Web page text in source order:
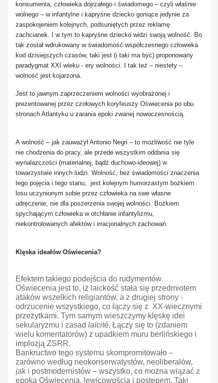
konsumenta, człowieka dojrzałego i świadomego – czyli właśnie
wolnego – w infantylne i kapryśne dziecko goniące jedynie za
zaspokojeniem kolejnych, podsuniętych przez reklamę
zachcianek. I w tym to kapryśne dziecko widzi swoją wolność. Bo
tak został wdrukowany w świadomość współczesnego człowieka
kod dzisiejszych czasów, taki jest (i taki ma być) proponowany
paradygmat XXI wieku - ery wolności. I tak też – niestety –
wolność jest kojarzona.
Jest to jawnym zaprzeczeniem wolności wyobrażonej i
prezentowanej przez czołowych koryfeuszy Oświecenia po obu
stronach Atlantyku u zarania epoki zwanej nowoczesnością.
A wolność – jak zauważył Antonio Negri – to możliwość nie tyle
nie chodzenia do pracy, ale przede wszystkim oddania się
wynalazczości (materialnej, bądź duchowo-ideowej) w
towarzystwie innych ludzi. Wolność, bez świadomości znaczenia
tego pojęcia i tego stanu, jest kolejnym humorzastym bożkiem
losu uczynionym sobie przez człowieka na swe własne
udręczenie, nie dla poszerzenia swojej wolności. Bożkiem
spychającym człowieka w otchłanie infantylizmu,
niekontrolowanych afektów i irracjonalnych zachowań.
Klęska ideałów Oświecenia?
Efektem takiego podejścia do rudymentów
Oświecenia jest to, iż laickość stała się przedmiotem
ataków wszelkich religiantów, a z drugiej strony -
odrzucenie wszystkiego, co łączy się z XX-wiecznymi
przeżytkami. Tym samym wieszczymy klęskę idei
sekularyzmu i zasad laïcité. Łączy się to (zdaniem
wielu komentatorów) z upadkiem muru berlińskiego i
implozją ZSRR.
Bankructwo tego systemu skompromitowało –
zarówno według neokonserwatystów, neoliberałów,
jak i postmodernistów – wszystko, co można wiązać z
epoką Oświecenia, lewicowością i postępem. Taki